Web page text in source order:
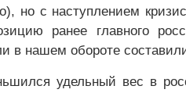
но с наступлением
ранее главного
в нашем обороте
удельный вес в